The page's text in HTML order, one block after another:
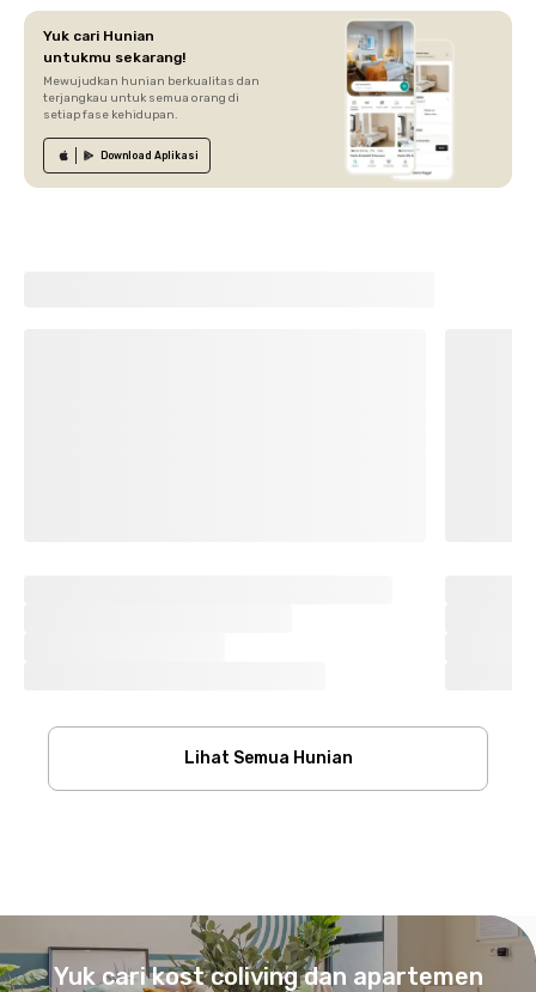
Yuk cari Hunian
untukmu sekarang!
Mewujudkan hunian berkualitas dan
terjangkau untuk semua orang di
setiap fase kehidupan.
Download Aplikasi
Lihat Semua Hunian
Yuk cari kost coliving dan apartemen